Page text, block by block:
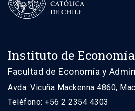
Instituto de Economía
Facultad de Economía y
Avda. Vicuña Mackenna 4860,
Teléfono: +56 2 2354 4303